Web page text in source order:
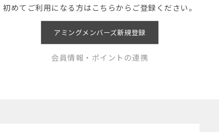
初めてご利用になる方はこちらからご登録ください。
アミングメンバーズ新規登録
会員情報・ポイントの連携